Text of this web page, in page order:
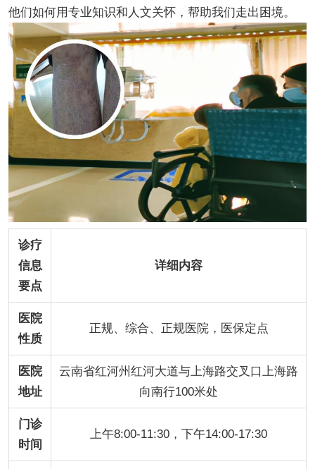
他们如何用专业知识和人文关怀，帮助我们走出困境。
诊疗
信息
要点
详细内容
医院
性质
正规、综合、正规医院，医保定点
医院
地址
云南省红河州红河大道与上海路交叉口上海路
向南行100米处
门诊
时间
上午8:00-11:30，下午14:00-17:30